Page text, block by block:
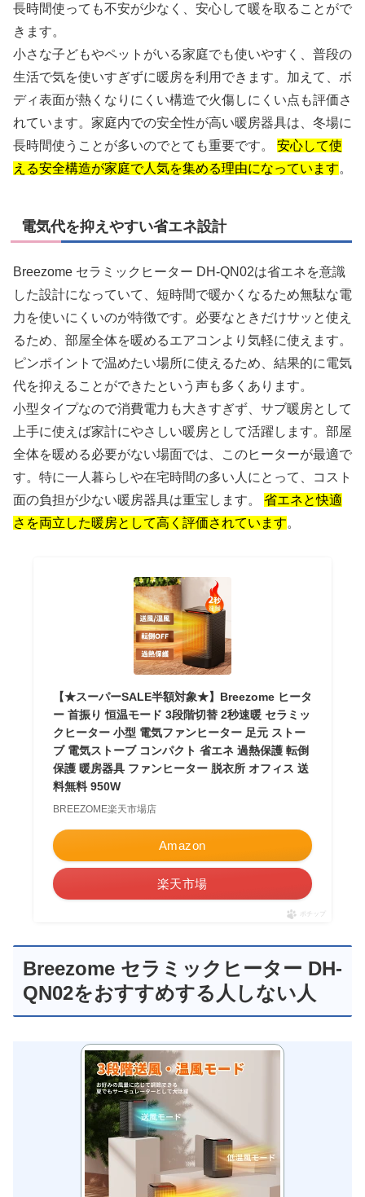
長時間使っても不安が少なく、安心して暖を取ることがで
きます。
小さな子どもやペットがいる家庭でも使いやすく、普段の
生活で気を使いすぎずに暖房を利用できます。加えて、ボ
ディ表面が熱くなりにくい構造で火傷しにくい点も評価さ
れています。家庭内での安全性が高い暖房器具は、冬場に
長時間使うことが多いのでとても重要です。 安心して使
える安全構造が家庭で人気を集める理由になっています。
電気代を抑えやすい省エネ設計
Breezome セラミックヒーター DH-QN02は省エネを意識
した設計になっていて、短時間で暖かくなるため無駄な電
力を使いにくいのが特徴です。必要なときだけサッと使え
るため、部屋全体を暖めるエアコンより気軽に使えます。
ピンポイントで温めたい場所に使えるため、結果的に電気
代を抑えることができたという声も多くあります。
小型タイプなので消費電力も大きすぎず、サブ暖房として
上手に使えば家計にやさしい暖房として活躍します。部屋
全体を暖める必要がない場面では、このヒーターが最適で
す。特に一人暮らしや在宅時間の多い人にとって、コスト
面の負担が少ない暖房器具は重宝します。 省エネと快適
さを両立した暖房として高く評価されています。
【★スーパーSALE半額対象★】Breezome ヒータ
ー 首振り 恒温モード 3段階切替 2秒速暖 セラミッ
クヒーター 小型 電気ファンヒーター 足元 ストー
ブ 電気ストーブ コンパクト 省エネ 過熱保護 転倒
保護 暖房器具 ファンヒーター 脱衣所 オフィス 送
料無料 950W
BREEZOME楽天市場店
Amazon
楽天市場
ポチップ
Breezome セラミックヒーター DH-
QN02をおすすめする人しない人